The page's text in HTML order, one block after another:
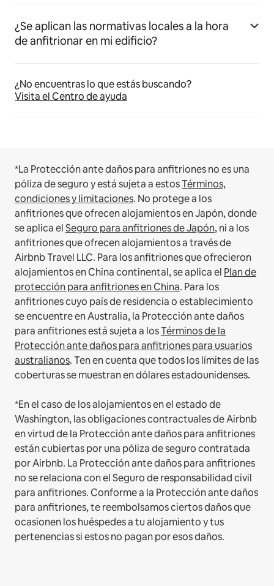
¿Se aplican las normativas locales a la hora
de anfitrionar en mi edificio?
¿No encuentras lo que estás buscando?
Visita el Centro de ayuda
*La Protección ante daños para anfitriones no es una
póliza de seguro y está sujeta a estosTérminos,
condiciones y limitaciones. No protege a los
anfitriones que ofrecen alojamientos en Japón, donde
se aplica elSeguro para anfitriones de Japón, ni a los
anfitriones que ofrecen alojamientos a través de
Airbnb Travel LLC. Para los anfitriones que ofrecieron
alojamientos en China continental, se aplica el Plan de
protección para anfitriones en China. Para los
anfitriones cuyo país de residencia o establecimiento
se encuentre en Australia, la Protección ante daños
para anfitriones está sujeta a losTérminos de la
Protección ante daños para anfitriones para usuarios
australianos. Ten en cuenta que todos los límites de las
coberturas se muestran en dólares estadounidenses.
*En el caso de los alojamientos en el estado de
Washington, las obligaciones contractuales de Airbnb
en virtud de la Protección ante daños para anfitriones
están cubiertas por una póliza de seguro contratada
por Airbnb. La Protección ante daños para anfitriones
no se relaciona con el Seguro de responsabilidad civil
para anfitriones. Conforme a la Protección ante daños
para anfitriones, te reembolsamos ciertos daños que
ocasionen los huéspedes a tu alojamiento y tus
pertenencias si estos no pagan por esos daños.